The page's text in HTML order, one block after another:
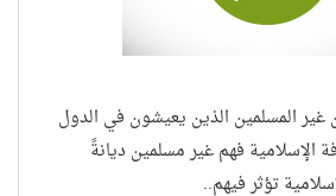
غير المسلمين الذين يعيشون في الدول
الإسلامية فهم غير مسلمين ديانةً
تؤثر فيهم..